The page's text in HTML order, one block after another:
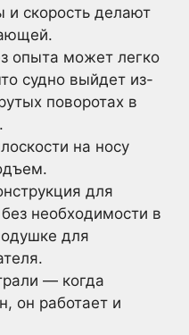
и скорость делают
опыта может легко
судно выйдет из-
поворотах в
на носу
для
необходимости в
для
— когда
он работает и